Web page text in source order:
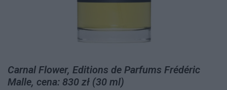
Carnal Flower, Editions de Parfums Frédéric
Malle, cena: 830 zł (30 ml)